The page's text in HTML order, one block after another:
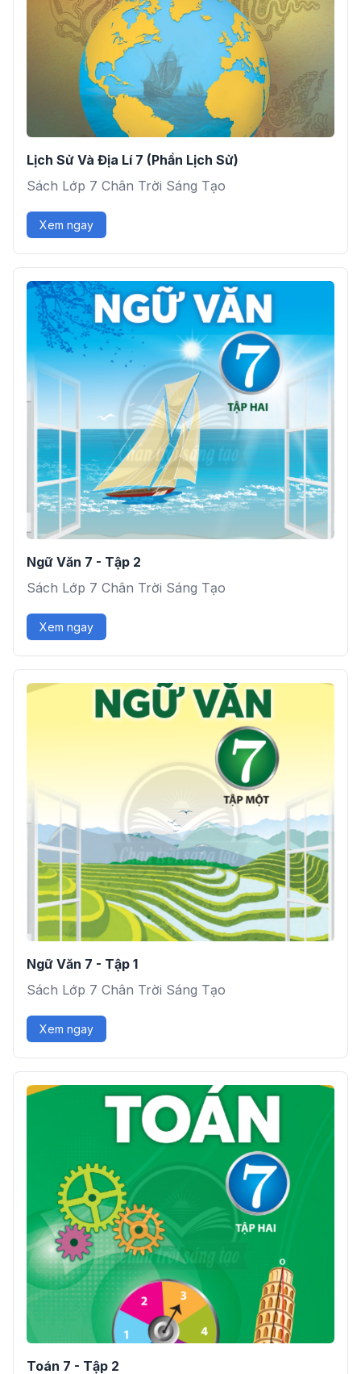
Lịch Sử Và Địa Lí 7 (Phần Lịch Sử)
Sách Lớp 7 Chân Trời Sáng Tạo
Xem ngay
Ngữ Văn 7 - Tập 2
Sách Lớp 7 Chân Trời Sáng Tạo
Xem ngay
Ngữ Văn 7 - Tập 1
Sách Lớp 7 Chân Trời Sáng Tạo
Xem ngay
Toán 7 - Tập 2